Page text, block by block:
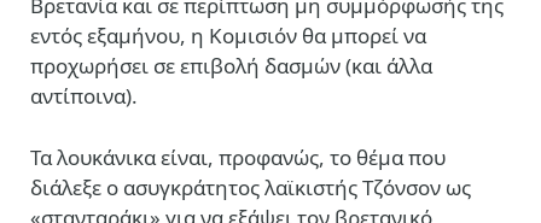
εντός εξαμήνου, η Κομισιόν θα μπορεί να
προχωρήσει σε επιβολή δασμών (και άλλα
αντίποινα).
Τα λουκάνικα είναι, προφανώς, το θέμα που
διάλεξε ο ασυγκράτητος λαϊκιστής Τζόνσον ως